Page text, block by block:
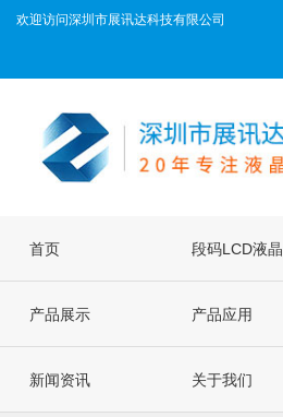
欢迎访问深圳市展讯达科技有限公司
首页 段码LCD液晶
屏
产品展示 产品应用
新闻资讯 关于我们